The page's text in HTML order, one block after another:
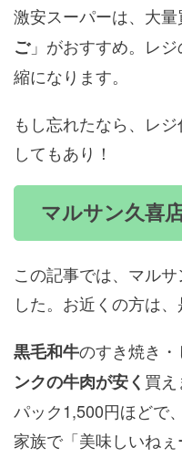
激安スーパーは、大
ご」がおすすめ。レ
縮になります。
もし忘れたなら、レ
してもあり！
マルサン久喜
この記事では、マル
した。お近くの方は
黒毛和牛のすき焼き
ンクの牛肉が安く 買
パック1,500円ほどで
家族で「美味しいね